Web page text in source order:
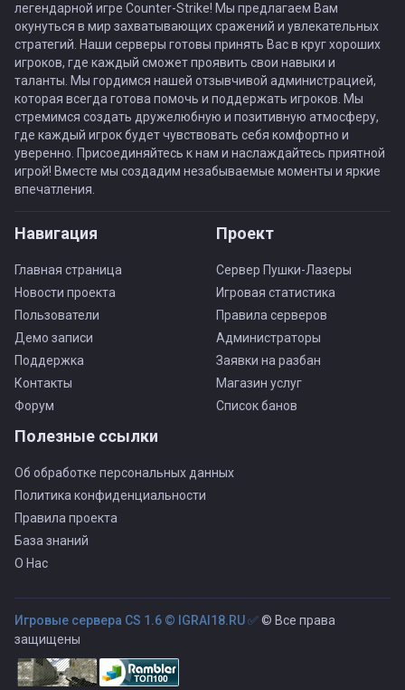
легендарной игре Counter-Strike! Мы предлагаем Вам
окунуться в мир захватывающих сражений и увлекательных
стратегий. Наши серверы готовы принять Вас в круг хороших
игроков, где каждый сможет проявить свои навыки и
таланты. Мы гордимся нашей отзывчивой администрацией,
которая всегда готова помочь и поддержать игроков. Мы
стремимся создать дружелюбную и позитивную атмосферу,
где каждый игрок будет чувствовать себя комфортно и
уверенно. Присоединяйтесь к нам и наслаждайтесь приятной
игрой! Вместе мы создадим незабываемые моменты и яркие
впечатления.
Навигация
Главная страница
Новости проекта
Пользователи
Демо записи
Поддержка
Контакты
Форум
Проект
Сервер Пушки-Лазеры
Игровая статистика
Правила серверов
Администраторы
Заявки на разбан
Магазин услуг
Список банов
Полезные ссылки
Об обработке персональных данных
Политика конфиденциальности
Правила проекта
База знаний
О Нас
Игровые сервера CS 1.6 © IGRAI18.RU ✅© Все права
защищены